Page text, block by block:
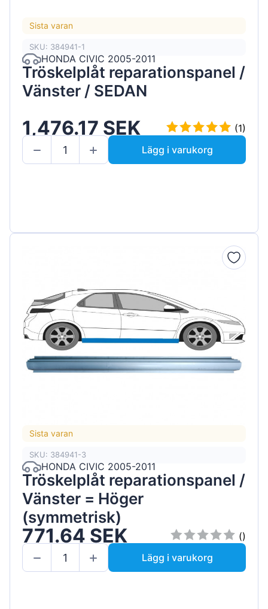
Sista varan
SKU: 384941-1
HONDA CIVIC 2005-2011
Tröskelplåt reparationspanel /
Vänster / SEDAN
1,476.17 SEK
(1)
Lägg i varukorg
Sista varan
SKU: 384941-3
HONDA CIVIC 2005-2011
Tröskelplåt reparationspanel /
Vänster = Höger
(symmetrisk)
771.64 SEK
()
Lägg i varukorg